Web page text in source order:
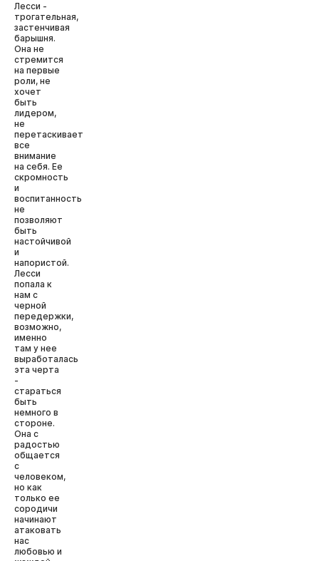
Лесси -
трогательная,
застенчивая
барышня.
Она не
стремится
на первые
роли, не
хочет
быть
лидером,
не
перетаскивает
все
внимание
на себя. Ее
скромность
и
воспитанность
не
позволяют
быть
настойчивой
и
напористой.
Лесси
попала к
нам с
черной
передержки,
возможно,
именно
там у нее
выработалась
эта черта
-
стараться
быть
немного в
стороне.
Она с
радостью
общается
с
человеком,
но как
только ее
сородичи
начинают
атаковать
нас
любовью и